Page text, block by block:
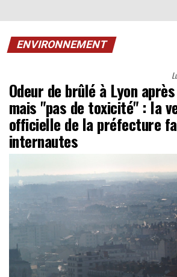
ENVIRONNEMENT
Odeur de brûlé à Lyon
mais "pas de toxicité" : la
officielle de la préfecture
internautes